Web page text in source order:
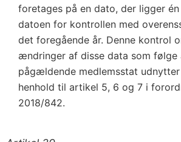
foretages på en dato, der ligger
datoen for kontrollen med
det foregående år. Denne kontrol
ændringer af disse data som følge
pågældende medlemsstat
henhold til artikel 5, 6 og 7 i
2018/842.